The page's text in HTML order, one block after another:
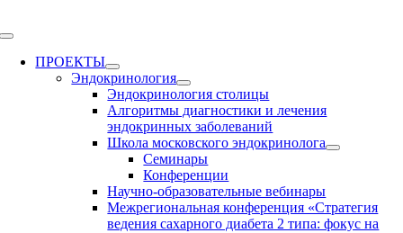
to
Toggle
NavigationПРОЕКТЫ
Эндокринология
Эндокринология столицы
Алгоритмы диагностики и лечения
эндокринных заболеваний
Школа московского эндокринолога
Семинары
Конференции
Научно-образовательные вебинары
Межрегиональная конференция «Стратегия
ведения сахарного диабета 2 типа: фокус на